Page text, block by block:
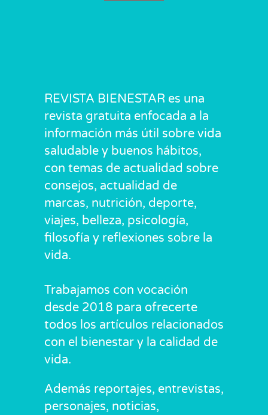
REVISTA BIENESTAR es una
revista gratuita enfocada a la
información más útil sobre vida
saludable y buenos hábitos,
con temas de actualidad sobre
consejos, actualidad de
marcas, nutrición, deporte,
viajes, belleza, psicología,
filosofía y reflexiones sobre la
vida.
Trabajamos con vocación
desde 2018 para ofrecerte
todos los artículos relacionados
con el bienestar y la calidad de
vida.
Además reportajes, entrevistas,
personajes, noticias,